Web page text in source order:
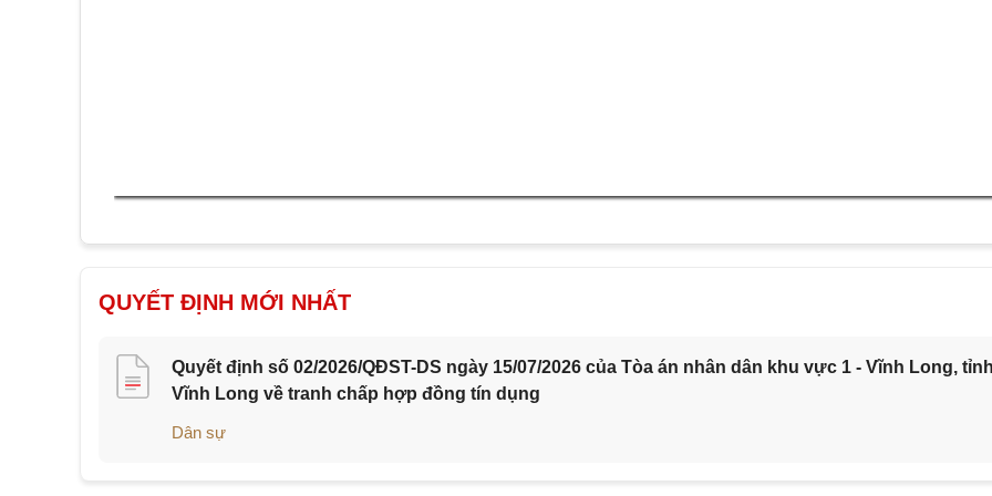
QUYẾT ĐỊNH MỚI NHẤT
Quyết định số 02/2026/QĐST-DS ngày 15/07/2026 của Tòa án nhân dân khu vực 1 - Vĩnh Long,
Vĩnh Long về tranh chấp hợp đồng tín dụng
Dân sự